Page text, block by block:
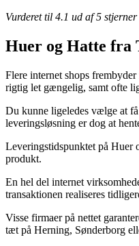
Vurderet til 4.1 ud af 5 stjerner
Huer og Hatte fra
Flere internet shops
rigtig let gængelig, samt ofte
Du kunne ligeledes vælge at
leveringsløsning er dog at
Leveringstidspunktet på Huer
produkt.
En hel del internet
transaktionen realiseres
Visse firmaer på nettet
tæt på Herning, Sønderborg